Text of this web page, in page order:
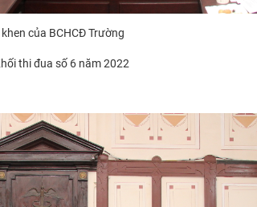
của BCHCĐ Trường
thi đua số 6 năm 2022